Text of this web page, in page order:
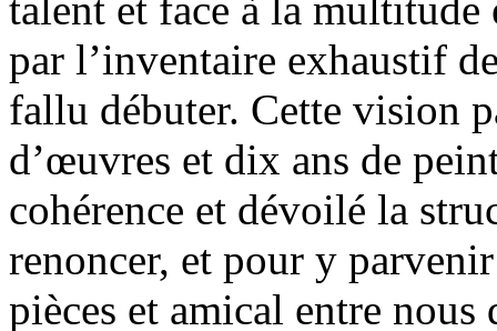
par l’inventaire exhaustif
fallu débuter. Cette vision
d’œuvres et dix ans de
cohérence et dévoilé la
renoncer, et pour y
pièces et amical entre